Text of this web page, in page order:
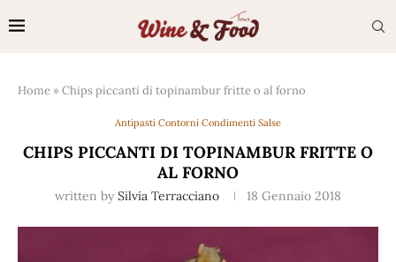
Home »Chips piccanti di topinambur fritte o al forno
Antipasti Contorni Condimenti Salse
CHIPS PICCANTI DI TOPINAMBUR FRITTE O
AL FORNO
written by Silvia Terracciano 18 Gennaio 2018